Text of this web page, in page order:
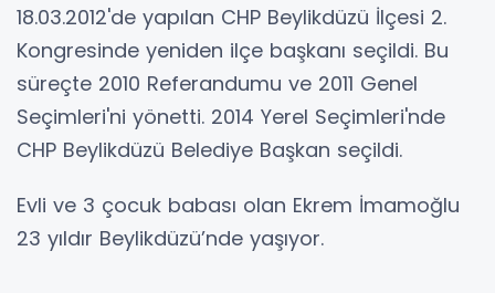
18.03.2012'de yapılan CHP Beylikdüzü İlçesi 2.
Kongresinde yeniden ilçe başkanı seçildi. Bu
süreçte 2010 Referandumu ve 2011 Genel
Seçimleri'ni yönetti. 2014 Yerel Seçimleri'nde
CHP Beylikdüzü Belediye Başkan seçildi.
Evli ve 3 çocuk babası olan Ekrem İmamoğlu
23 yıldır Beylikdüzü’nde yaşıyor.